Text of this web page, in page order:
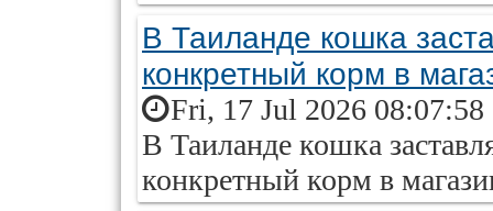
В Таиланде кошка
конкретный корм в
Fri, 17 Jul 2026 08:07:58
В Таиланде кошка
конкретный корм в